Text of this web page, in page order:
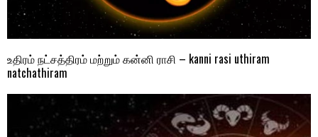
உதிரம் நட்சத்திரம் மற்றும் கன்னி ராசி – kanni rasi uthiram
natchathiram